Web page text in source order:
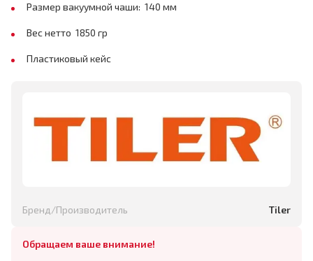
Размер вакуумной чаши: 140 мм
Вес нетто 1850 гр
Пластиковый кейс
Бренд/Производитель Tiler
Обращаем ваше внимание!